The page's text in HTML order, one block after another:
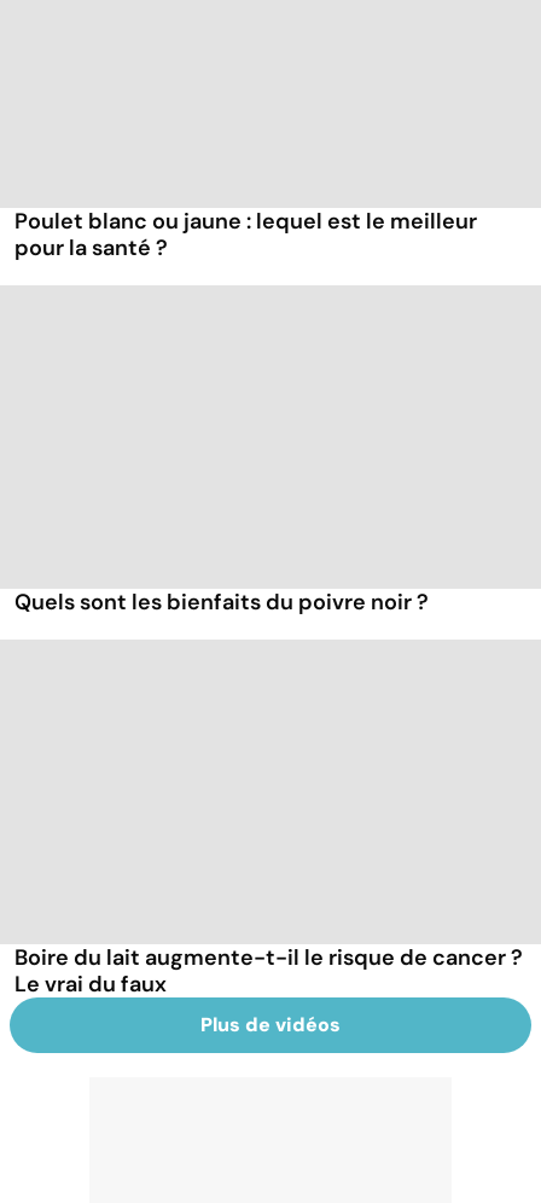
Poulet blanc ou jaune : lequel est le meilleur
pour la santé ?
Quels sont les bienfaits du poivre noir ?
Boire du lait augmente-t-il le risque de cancer ?
Le vrai du faux
Plus de vidéos